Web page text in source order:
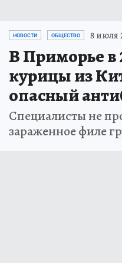
НОВОСТИ ОБЩЕСТВО 8 июля
В Приморье в
курицы из
опасный
Специалисты не
зараженное филе